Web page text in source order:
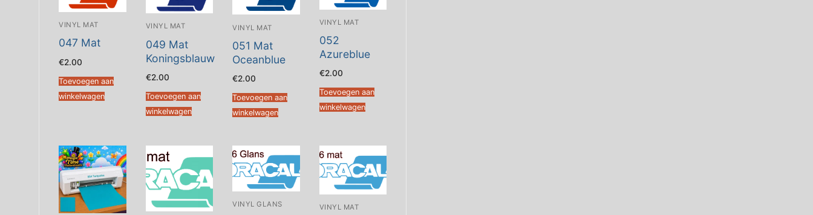
VINYL MAT
047 Mat
€2.00
Toevoegen aan
winkelwagen
VINYL MAT
049 Mat
Koningsblauw
€2.00
Toevoegen aan
winkelwagen
VINYL MAT
051 Mat
Oceanblue
€2.00
Toevoegen aan
winkelwagen
VINYL MAT
052
Azureblue
€2.00
Toevoegen aan
winkelwagen
VINYL GLANS VINYL MAT